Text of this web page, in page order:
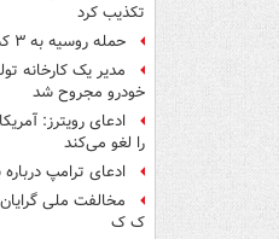
تکذیب کرد
حمله روسیه به ۳ کشتی باری در دریای سیاه
مدیر یک کارخانه
خودرو مجروح شد
ادعای رویترز:
را لغو می‌کند
ادعای ترامپ
مخالفت ملی
ک ک